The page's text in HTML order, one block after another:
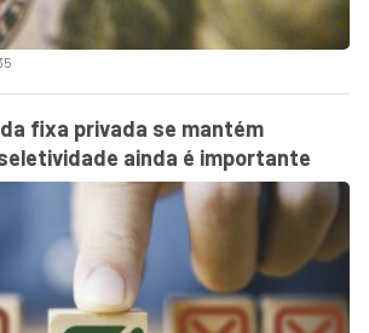
fixa privada se mantém
ainda é importante